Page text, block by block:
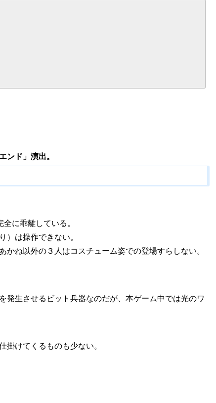
ンド」演出。
に乖離している。
）は操作できない。
ね以外の３人はコスチューム姿での登場すらしない。
発生させるビット兵器なのだが、本ゲーム中では光のワ
掛けてくるものも少ない。